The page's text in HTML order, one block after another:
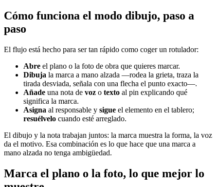
Cómo funciona el modo dibujo, paso a
paso
El flujo está hecho para ser tan rápido como coger un rotulador:
Abre el plano o la foto de obra que quieres marcar.
Dibuja la marca a mano alzada —rodea la grieta, traza la
tirada desviada, señala con una flecha el punto exacto—.
Añade una nota de voz o texto al pin explicando qué
significa la marca.
Asigna al responsable y sigue el elemento en el tablero;
resuélvelo cuando esté arreglado.
El dibujo y la nota trabajan juntos: la marca muestra la forma, la voz
da el motivo. Esa combinación es lo que hace que una marca a
mano alzada no tenga ambigüedad.
Marca el plano o la foto, lo que mejor lo